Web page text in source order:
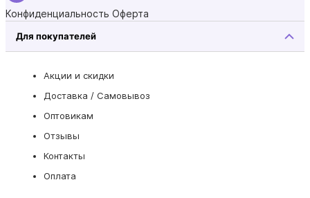
Конфиденциальность Оферта
Для покупателей
Акции и скидки
Доставка / Самовывоз
Оптовикам
Отзывы
Контакты
Оплата